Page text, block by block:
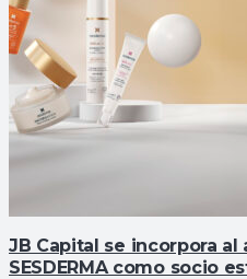
JB Capital se incorpora
SESDERMA como socio